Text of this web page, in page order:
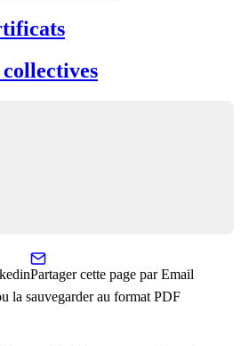
Partager cette page par Email
la sauvegarder au format PDF